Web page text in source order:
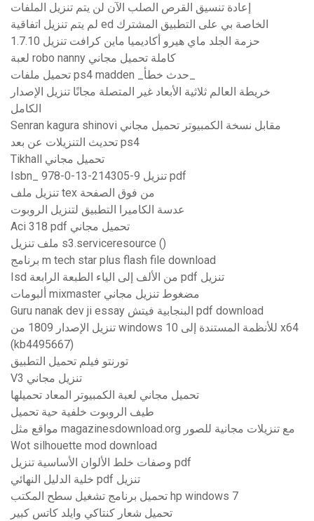
إعادة تنسيق القرص الصلب الآن لن يتم تنزيل الملفات
لم يتم تنزيل اتفاقية ed الخاصة بي على التطبيق المشترك
حزمة الجلد ماي هيرو أكاديميا ماين كرافت تنزيل 1.7.10
لعبة robo nanny كاملة تحميل مجاني
خريطة العالم ثلاثية الأبعاد غير المتصلة مجانًا تنزيل الإصدار
الكامل
Senran kagura shinovi مقابل نسخة الكمبيوتر تحميل مجاني
تحديث التنزيلات عن بعد ps4
Tikhall تحميل مجاني
Isbn_ 978-0-13-214305-9 تنزيل pdf
تنزيل ملف tex من فوق الصفحة
عدسة الكاميرا التطبيق لتنزيل الروبوت
Aci 318 pdf تحميل مجاني
ملف تنزيل s3.serviceresource ()
برنامج m tech star plus flash file download
Isd من الألف إلى الياء الطبعة الرابعة pdf تنزيل
ألبومات mixmaster مضغوط تنزيل مجاني
Guru nanak dev ji essay البنجابية فيتش pdf download
تنزيل الإصدار 1809 من windows 10 للأنظمة المستندة إلى x64
(kb4495667)
تورنتو فيلم تحميل التطبيق
V3 تنزيل مجاني
تحميل مجاني لعبة الكمبيوتر المعاد تحميلها
طيف الروبوت خلفية حية تحميل
مواقع مثل magazinesdownload.org مع تنزيلات مجانية للصور
Wot silhouette mod download
وصفات خلط الألوان الأساسية تنزيل pdf
خلية الدليل النهائي pdf تنزيل
تحميل برنامج تشغيل سطح المكتب hp windows 7
تحميل شعار كنتاكي وايلد كاتس كبير